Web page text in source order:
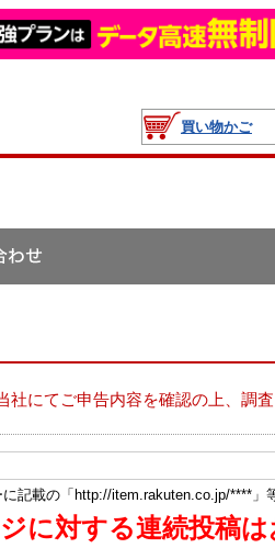
買い物かご
にてご申告内容を確認の上、調査
記載の「http://item.rakuten.co.jp/****」
に対する連続投稿は